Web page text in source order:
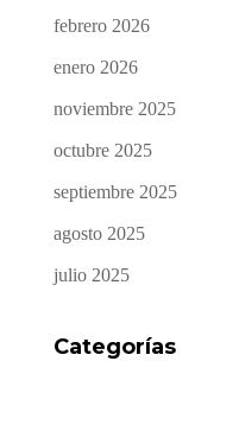
febrero 2026
enero 2026
noviembre 2025
octubre 2025
septiembre 2025
agosto 2025
julio 2025
Categorías